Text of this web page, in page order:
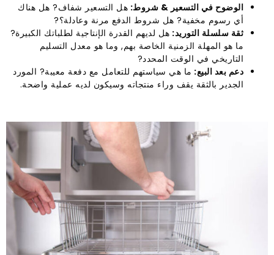
الوضوح في التسعير & شروط: هل التسعير شفاف? هل هناك
أي رسوم مخفية? هل شروط الدفع مرنة وعادلة؟?
ثقة سلسلة التوريد: هل لديهم القدرة الإنتاجية لطلباتك الكبيرة?
ما هو المهلة الزمنية الخاصة بهم, وما هو معدل التسليم
التاريخي في الوقت المحدد?
دعم بعد البيع: ما هي سياستهم للتعامل مع دفعة معيبة? المورد
الجدير بالثقة يقف وراء منتجاته وسيكون لديه عملية واضحة.